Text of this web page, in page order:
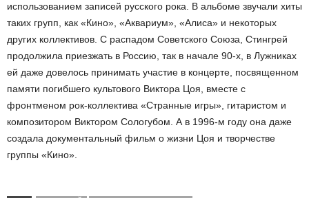
использованием записей русского рока. В альбоме звучали хиты
таких групп, как «Кино», «Аквариум», «Алиса» и некоторых
других коллективов. С распадом Советского Союза, Стингрей
продолжила приезжать в Россию, так в начале 90-х, в Лужниках
ей даже довелось принимать участие в концерте, посвященном
памяти погибшего культового Виктора Цоя, вместе с
фронтменом рок-коллектива «Странные игры», гитаристом и
композитором Виктором Сологубом. А в 1996-м году она даже
создала документальный фильм о жизни Цоя и творчестве
группы «Кино».